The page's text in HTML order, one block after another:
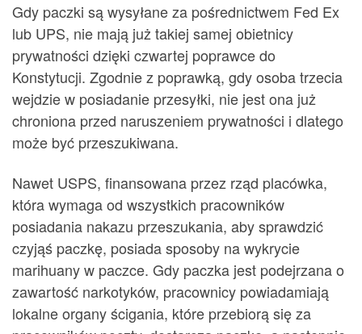
Gdy paczki są wysyłane za pośrednictwem Fed Ex
lub UPS, nie mają już takiej samej obietnicy
prywatności dzięki czwartej poprawce do
Konstytucji. Zgodnie z poprawką, gdy osoba trzecia
wejdzie w posiadanie przesyłki, nie jest ona już
chroniona przed naruszeniem prywatności i dlatego
może być przeszukiwana.
Nawet USPS, finansowana przez rząd placówka,
która wymaga od wszystkich pracowników
posiadania nakazu przeszukania, aby sprawdzić
czyjąś paczkę, posiada sposoby na wykrycie
marihuany w paczce. Gdy paczka jest podejrzana o
zawartość narkotyków, pracownicy powiadamiają
lokalne organy ścigania, które przebiorą się za